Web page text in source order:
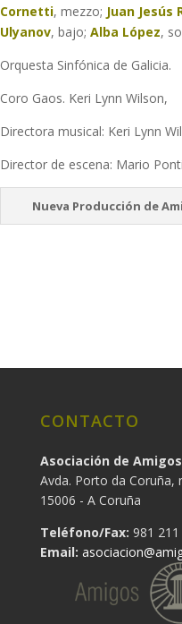
Cornetti, mezzo; Juan Jesús
Ulyanov, bajo; Alba López,
Orquesta Sinfónica de Galicia.
Coro Gaos. Keri Lynn Wilson,
Directora musical: Keri Lynn
Director de escena: Mario
Nueva Producción de
CONTACTO
Asociación de
Avda. Porto da Coruña,
15006 - A Coruña
Teléfono/Fax: 981 211
Email: